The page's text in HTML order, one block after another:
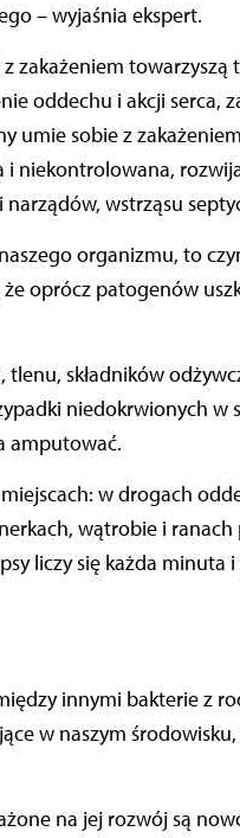
– wyjaśnia ekspert.
zakażeniem towarzyszą
oddechu i akcji serca,
umie sobie z
niekontrolowana,
wstrząsu
organizmu, to
oprócz patogenów
składników
niedokrwionych w
amputować.
w drogach
wątrobie i
liczy się każda minuta
innymi bakterie z
w naszym
na jej rozwój są